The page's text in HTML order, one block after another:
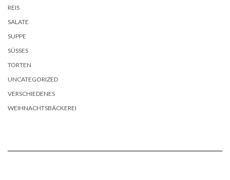
REIS
SALATE
SUPPE
SÜSSES
TORTEN
UNCATEGORIZED
VERSCHIEDENES
WEIHNACHTSBÄCKEREI